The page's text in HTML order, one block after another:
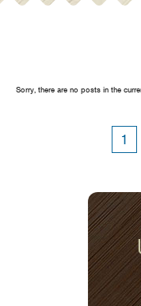
Sorry, there are no posts in the
1